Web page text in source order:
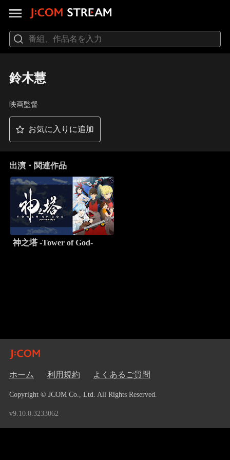
鈴木慧
映画監督
お気に入りに追加
出演・関連作品
神之塔 -Tower of God-
ホーム 利用規約 よくあるご質問
Copyright © JCOM Co., Ltd. All Rights Reserved.
v9.10.0.3233062